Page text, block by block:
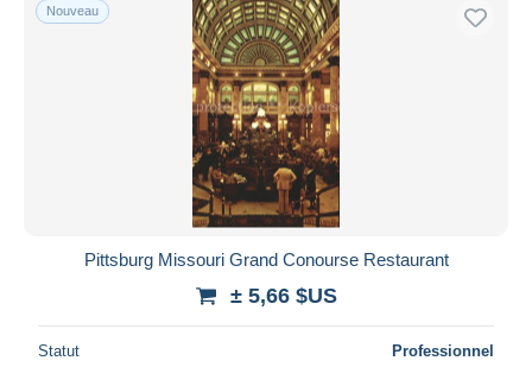
Nouveau
Pittsburg Missouri Grand Conourse Restaurant
± 5,66 $US
Statut Professionnel